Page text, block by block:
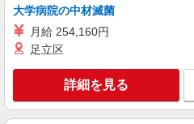
キープ
正社員
ワイモバイルシ
月給 233,500
23,500円 〜
大学病院の中材滅菌
月給 254,160円
足立区
詳細を見る